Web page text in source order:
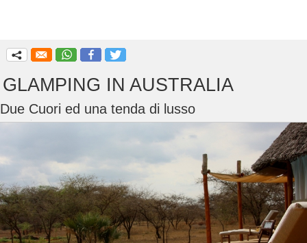
q
GLAMPING IN AUSTRALIA
Due Cuori ed una tenda di lusso